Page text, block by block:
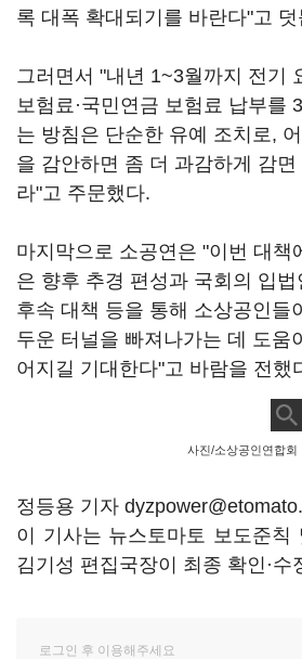
록 대폭 확대되기를 바란다"고 덧
그러면서 "내년 1~3월까지 전기
보험료·국민연금 보험료 납부를
는 방침은 단순한 유예 조치로,
을 감안하면 좀 더 과감하게 감
라"고 주문했다.
마지막으로 소공연은 "이번 대책
은 향후 추경 편성과 국회의 입법
후속 대책 등을 통해 소상공인들
두운 터널을 빠져나가는 데 도움
어지길 기대한다"고 바람을 전했
사진/소상공인연합회
정등용 기자
이 기사는 뉴스토마토 보도준칙
김기성 편집국장이 최종 확인·수